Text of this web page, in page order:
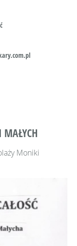
Moniki